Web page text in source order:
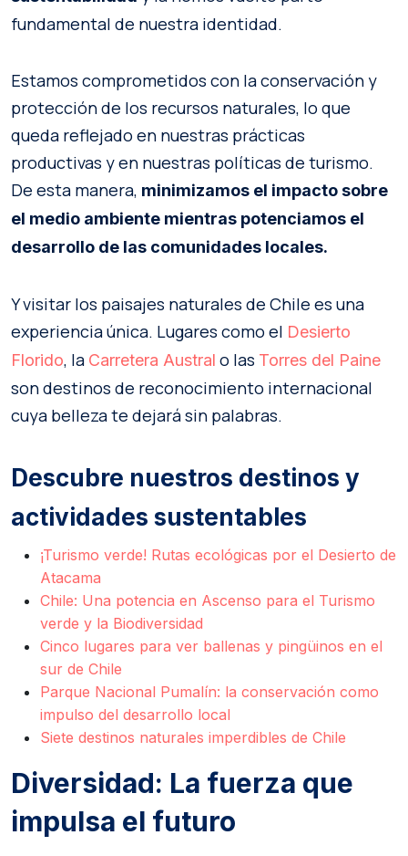
fundamental de nuestra identidad.
Estamos comprometidos con la conservación y
protección de los recursos naturales, lo que
queda reflejado en nuestras prácticas
productivas y en nuestras políticas de turismo.
De esta manera, minimizamos el impacto sobre
el medio ambiente mientras potenciamos el
desarrollo de las comunidades locales.
Y visitar los paisajes naturales de Chile es una
experiencia única. Lugares como el Desierto
Florido, la Carretera Austral o las Torres del Paine
son destinos de reconocimiento internacional
cuya belleza te dejará sin palabras.
Descubre nuestros destinos y
actividades sustentables
¡Turismo verde! Rutas ecológicas por el Desierto de
Atacama
Chile: Una potencia en Ascenso para el Turismo
verde y la Biodiversidad
Cinco lugares para ver ballenas y pingüinos en el
sur de Chile
Parque Nacional Pumalín: la conservación como
impulso del desarrollo local
Siete destinos naturales imperdibles de Chile
Diversidad: La fuerza que
impulsa el futuro